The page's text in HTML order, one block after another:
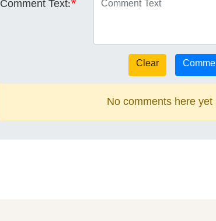
Comment Text:*
No comments here